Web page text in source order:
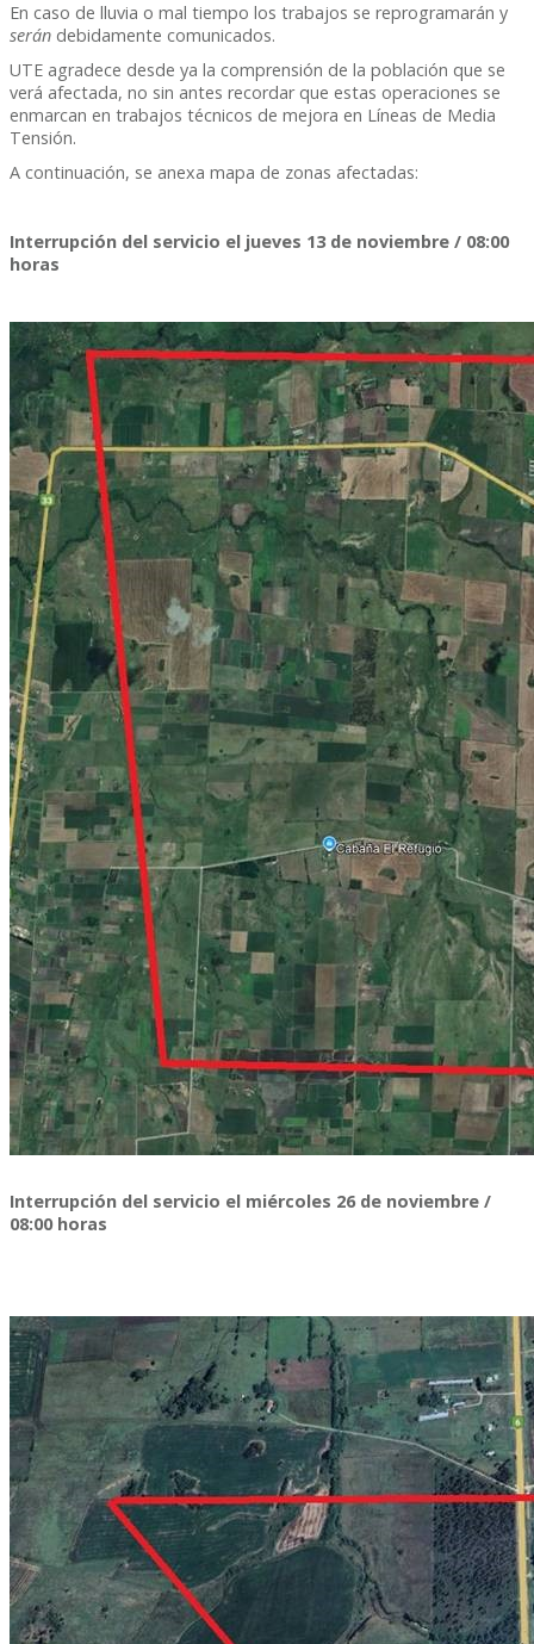
En caso de lluvia o mal tiempo los trabajos se reprogramarán y
serán debidamente comunicados.
UTE agradece desde ya la comprensión de la población que se
verá afectada, no sin antes recordar que estas operaciones se
enmarcan en trabajos técnicos de mejora en Líneas de Media
Tensión.
A continuación, se anexa mapa de zonas afectadas:
Interrupción del servicio el jueves 13 de noviembre / 08:00
horas
Interrupción del servicio el miércoles 26 de noviembre /
08:00 horas